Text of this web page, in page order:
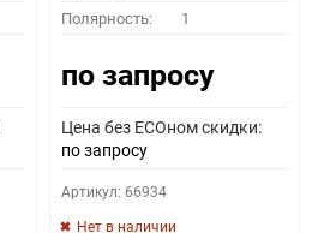
Полярность: 1
по запросу
Цена без ECOном скидки:
по запросу
Артикул: 66934
Нет в наличии